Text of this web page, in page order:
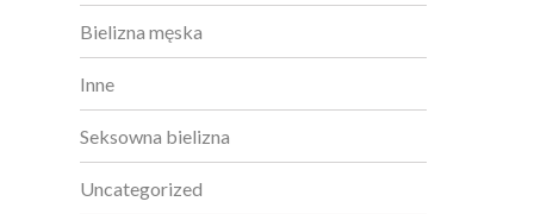
Bielizna męska
Inne
Seksowna bielizna
Uncategorized